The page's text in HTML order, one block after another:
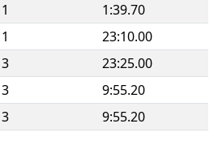
1
1:39.70
1
23:10.00
3
23:25.00
3
9:55.20
3 9:55.20